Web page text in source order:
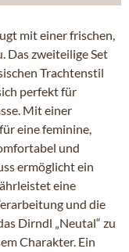
mit einer frischen,
Das zweiteilige Set
Trachtenstil
perfekt für
Mit einer
eine feminine,
und
ermöglicht ein
eine
und die
Dirndl „Neutal“ zu
Charakter. Ein